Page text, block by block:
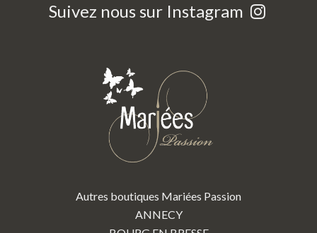
Suivez nous sur Instagram
Autres boutiques Mariées Passion
ANNECY